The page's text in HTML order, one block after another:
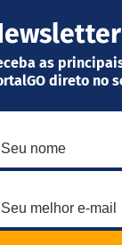
as
direto no
nome
melhor e-mail